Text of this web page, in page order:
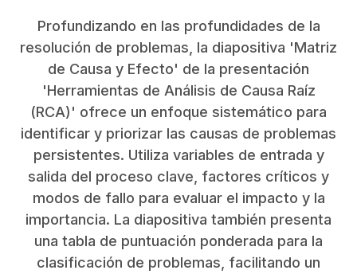
Profundizando en las profundidades de la
resolución de problemas, la diapositiva 'Matriz
de Causa y Efecto' de la presentación
'Herramientas de Análisis de Causa Raíz
(RCA)' ofrece un enfoque sistemático para
identificar y priorizar las causas de problemas
persistentes. Utiliza variables de entrada y
salida del proceso clave, factores críticos y
modos de fallo para evaluar el impacto y la
importancia. La diapositiva también presenta
una tabla de puntuación ponderada para la
clasificación de problemas, facilitando un